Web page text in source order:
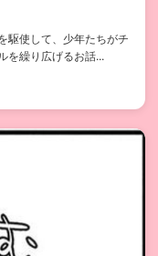
駆使して、少年たちがチ
を繰り広げるお話...